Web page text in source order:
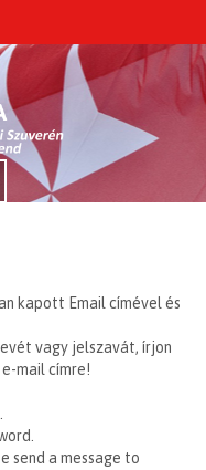
kapott Email címével és
vagy jelszavát, írjon
e-mail címre!
send a message to